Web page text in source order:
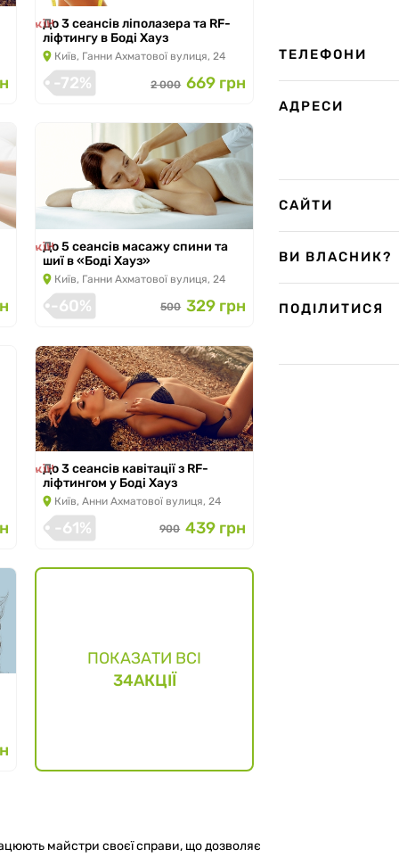
закінчилась
До 3 сеансів ліполазера та RF-
ліфтингу в Боді Хауз
Київ, Ганни Ахматової вулиця, 24
-72% 2 000 669 грн
закінчилась
До 5 сеансів масажу спини та
шиї в «Боді Хауз»
Київ, Ганни Ахматової вулиця, 24
-60% 500 329 грн
закінчилась
До 3 сеансів кавітації з RF-
ліфтингом у Боді Хауз
Київ, Анни Ахматової вулиця, 24
-61% 900 439 грн
ПОКАЗАТИ ВСІ
34АКЦІЇ
майстри своєї справи, що дозволяє
ТЕЛЕФОНИ
АДРЕСИ
САЙТИ
ВИ ВЛАСНИК?
ПОДІЛИТИСЯ